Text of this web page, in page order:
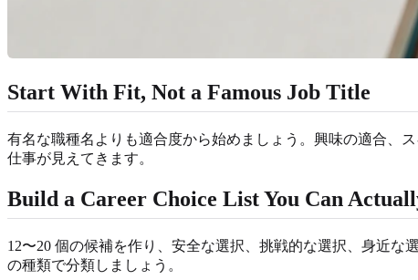
Start With Fit, Not a Famous Job Title
有名な職種名よりも適合度から始めましょう。興味の適合、
仕事が見えてきます。
Build a Career Choice List You Can
12〜20 個の候補を作り、安全な選択、挑戦的な選択、身近
の種類で分類しましょう。